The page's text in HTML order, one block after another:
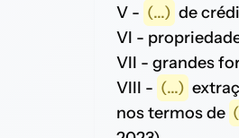
V - (...) de
VI -
VII - grandes
VIII - (...)
nos termos de